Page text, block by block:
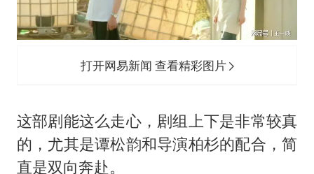
打开网易新闻 查看精彩图片
这部剧能这么走心，剧组上下是非常较真
的，尤其是谭松韵和导演柏杉的配合，简
直是双向奔赴。